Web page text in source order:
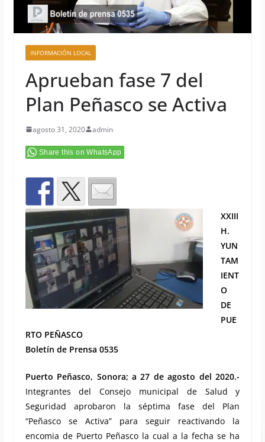
INFORMACIÓN LOCAL
Aprueban fase 7 del
Plan Peñasco se Activa
agosto 31, 2020 admin
Share this on WhatsApp
XXIII
H.
YUN
TAM
IENT
O
DE
PUE
RTO PEÑASCO
Boletín de Prensa 0535
Puerto Peñasco, Sonora; a 27 de agosto del 2020.-
Integrantes del Consejo municipal de Salud y
Seguridad aprobaron la séptima fase del Plan
“Peñasco se Activa” para seguir reactivando la
encomia de Puerto Peñasco la cual a la fecha se ha